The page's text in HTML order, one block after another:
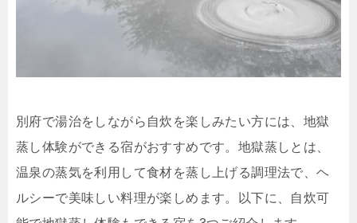
別府で湯治をしながら自炊を楽しみたい方には、地獄
蒸し体験ができる宿がおすすめです。地獄蒸しとは、
温泉の蒸気を利用して食材を蒸し上げる調理法で、ヘ
ルシーで美味しい料理が楽しめます。以下に、自炊可